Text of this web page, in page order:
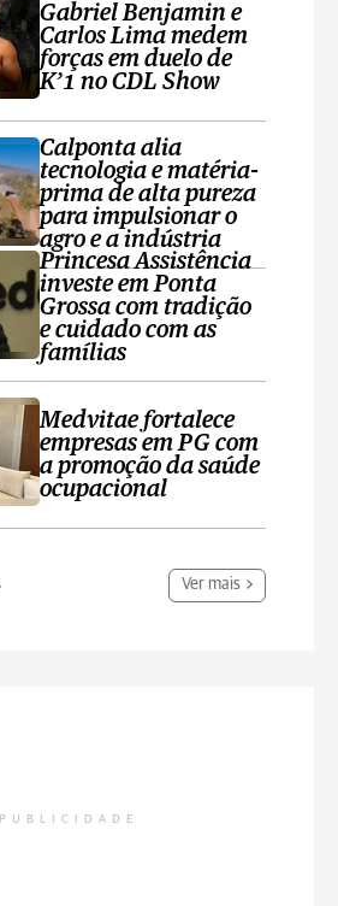
Gabriel Benjamin e
Carlos Lima medem
forças em duelo de
K’1 no CDL Show
Calponta alia
tecnologia e matéria-
prima de alta pureza
para impulsionar o
agro e a indústria
Princesa Assistência
investe em Ponta
Grossa com tradição
e cuidado com as
famílias
Medvitae fortalece
empresas em PG com
a promoção da saúde
ocupacional
Ver mais
PUBLICIDADE